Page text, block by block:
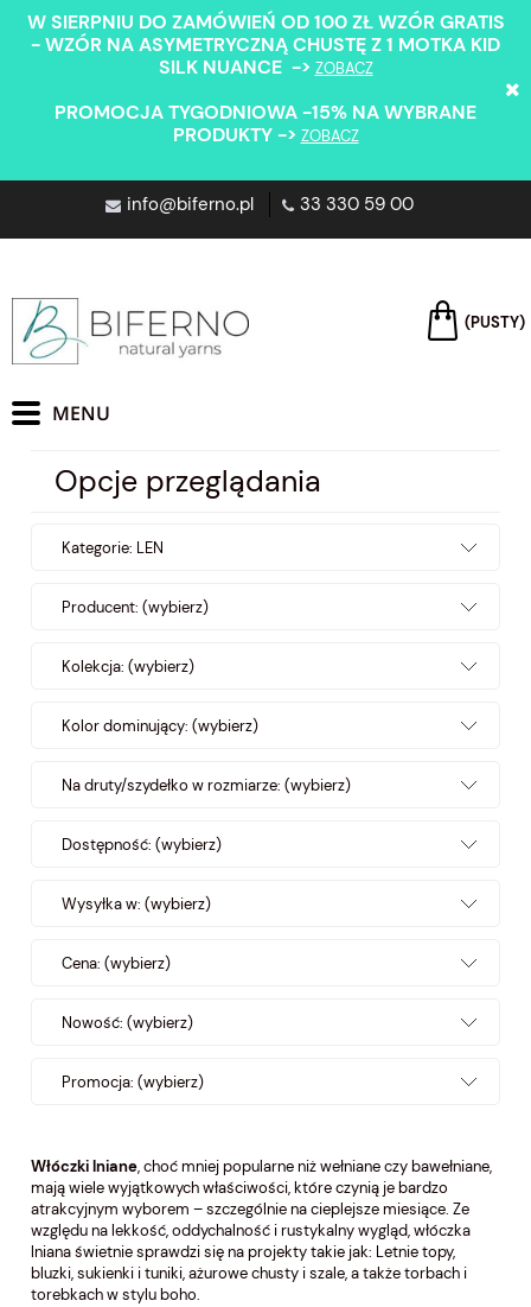
W SIERPNIU DO ZAMÓWIEŃ OD 100 ZŁ WZÓR GRATIS
- WZÓR NA ASYMETRYCZNĄ CHUSTĘ Z 1 MOTKA KID
SILK NUANCE -> ZOBACZ
PROMOCJA TYGODNIOWA -15% NA WYBRANE
PRODUKTY -> ZOBACZ
info@biferno.pl 33 330 59 00
(PUSTY)
Opcje przeglądania
Kategorie: LEN
Producent: (wybierz)
Kolekcja: (wybierz)
Kolor dominujący: (wybierz)
Na druty/szydełko w rozmiarze: (wybierz)
Dostępność: (wybierz)
Wysyłka w: (wybierz)
Cena: (wybierz)
Nowość: (wybierz)
Promocja: (wybierz)
Włóczki lniane, choć mniej popularne niż wełniane czy bawełniane,
mają wiele wyjątkowych właściwości, które czynią je bardzo
atrakcyjnym wyborem – szczególnie na cieplejsze miesiące. Ze
względu na lekkość, oddychalność i rustykalny wygląd, włóczka
lniana świetnie sprawdzi się na projekty takie jak: Letnie topy,
bluzki, sukienki i tuniki, ażurowe chusty i szale, a także torbach i
torebkach w stylu boho.